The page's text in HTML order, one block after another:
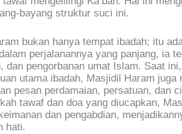
bayang struktur suci ini.
bukan hanya tempat ibadah; itu
perjalanannya yang panjang, ia
dan pengorbanan umat Islam. Saat
utama ibadah, Masjidil Haram
pesan perdamaian, persatuan, dan
tawaf dan doa yang diucapkan,
dan pengabdian,
hati.